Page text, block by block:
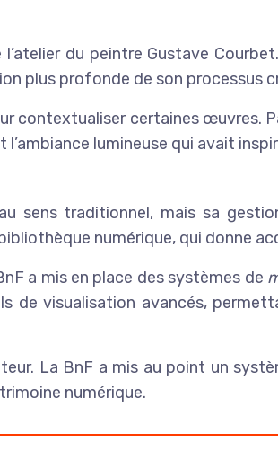
du peintre Gustave
plus profonde de son processus
certaines œuvres.
lumineuse qui avait
sens traditionnel, mais sa
numérique, qui donne
a mis en place des systèmes de
de visualisation avancés,
La BnF a mis au point un
numérique.